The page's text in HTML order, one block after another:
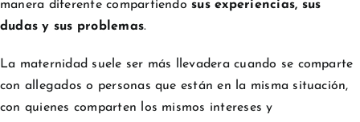
manera diferente compartiendosus experiencias, sus
dudas y sus problemas.
La maternidad suele ser más llevadera cuando se comparte
con allegados o personas que están en la misma situación,
con quienes comparten los mismos intereses y